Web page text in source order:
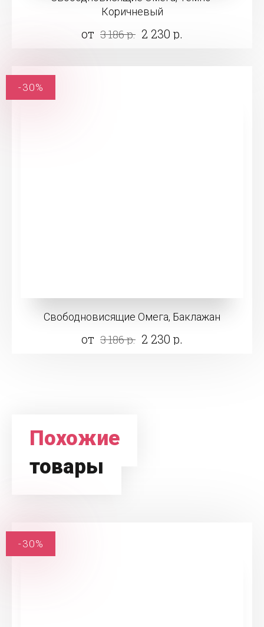
Коричневый
от 3 186 р. 2 230 р.
Свободновисящие Омега, Баклажан
от 3 186 р. 2 230 р.
-30%
Похожие
товары
-30%